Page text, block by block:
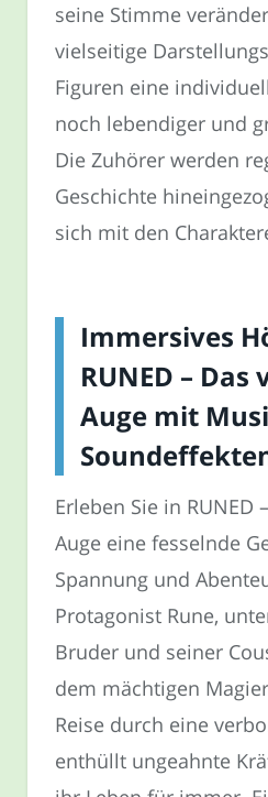
seine Stimme
vielseitige
Figuren eine
noch lebendiger und
Die Zuhörer werden
Geschichte
sich mit den
Immersives
RUNED –
Auge mit
Erleben Sie in RUNED
Auge eine fesselnde
Spannung und
Protagonist Rune,
Bruder und seiner
dem mächtigen
Reise durch eine
enthüllt ungeahnte